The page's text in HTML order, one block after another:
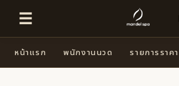
☰
หน้าแรก พนักงานนวด รายการราคา